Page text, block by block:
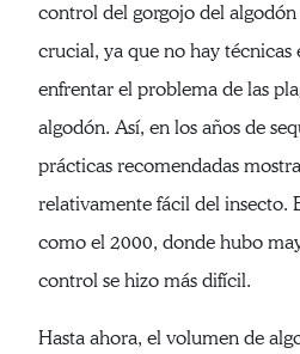
control del gorgojo del
crucial, ya que no hay técnicas
enfrentar el problema de las
algodón. Así, en los años de
prácticas recomendadas
relativamente fácil del insecto.
como el 2000, donde hubo
control se hizo más difícil.
Hasta ahora, el volumen de